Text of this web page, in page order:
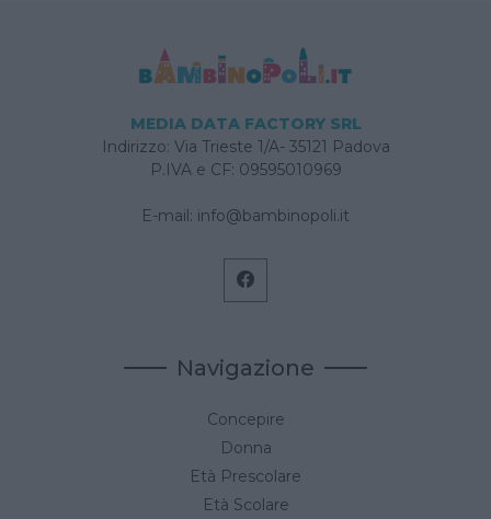
MEDIA DATA FACTORY SRL
Indirizzo: Via Trieste 1/A- 35121 Padova
P.IVA e CF: 09595010969
E-mail: info@bambinopoli.it
Navigazione
Concepire
Donna
Età Prescolare
Età Scolare